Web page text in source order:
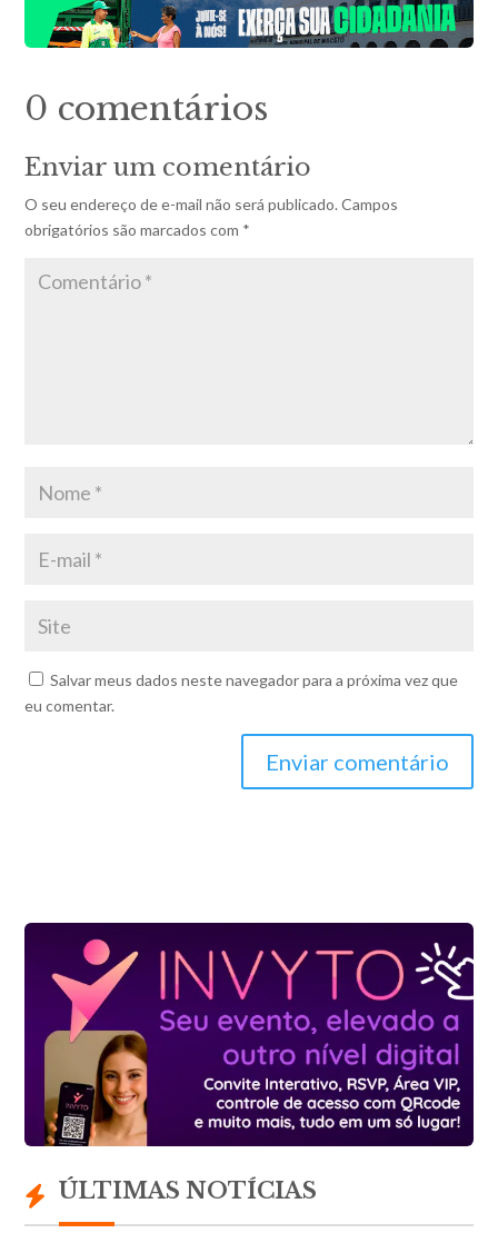
0 comentários
Enviar um comentário
O seu endereço de e-mail não será publicado. Campos
obrigatórios são marcados com *
Salvar meus dados neste navegador para a próxima vez que
eu comentar.
Enviar comentário
ÚLTIMAS NOTÍCIAS